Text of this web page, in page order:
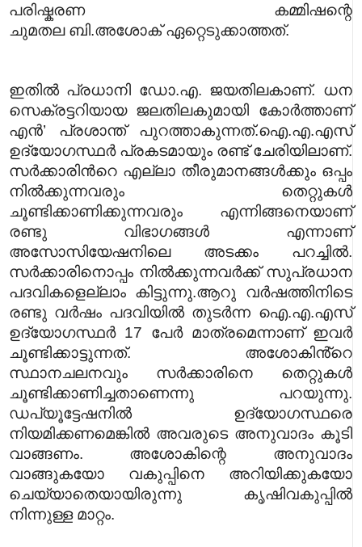
പരിഷ്കരണ കമ്മിഷന്റെ
ചുമതല ബി.അശോക് ഏറ്റെടുക്കാത്തത്.
ഇതിൽ പ്രധാനി ഡോ.എ. ജയതിലകാണ്. ധന
സെക്രട്ടറിയായ ജലതിലകുമായി കോർത്താണ്
എൻ’ പ്രശാന്ത് പുറത്താകുന്നത്.ഐ.എ.എസ്
ഉദ്യോഗസ്ഥർ പ്രകടമായും രണ്ട് ചേരിയിലാണ്.
സർക്കാരിന്‍റെ എല്ലാ തീരുമാനങ്ങൾക്കും ഒപ്പം
നിൽക്കുന്നവരും തെറ്റുകൾ
ചൂണ്ടിക്കാണിക്കുന്നവരും എന്നിങ്ങനെയാണ്
രണ്ടു വിഭാഗങ്ങൾ എന്നാണ്
അസോസിയേഷനിലെ അടക്കം പറച്ചിൽ.
സർക്കാരിനൊപ്പം നിൽക്കുന്നവർക്ക് സുപ്രധാന
പദവികളെല്ലാം കിട്ടുന്നു.ആറു വർഷത്തിനിടെ
രണ്ടു വർഷം പദവിയിൽ തുടർന്ന ഐ.എ.എസ്
ഉദ്യോഗസ്ഥർ 17 പേർ മാത്രമെന്നാണ് ഇവർ
ചൂണ്ടിക്കാട്ടുന്നത്. അശോകിൻ്റെ
സ്ഥാനചലനവും സർക്കാരിനെ തെറ്റുകൾ
ചൂണ്ടിക്കാണിച്ചതാണെന്നു പറയുന്നു.
ഡപ്യൂട്ടേഷനിൽ ഉദ്യോഗസ്ഥരെ
നിയമിക്കണമെങ്കിൽ അവരുടെ അനുവാദം കൂടി
വാങ്ങണം. അശോകിന്റെ അനുവാദം
വാങ്ങുകയോ വകുപ്പിനെ അറിയിക്കുകയോ
ചെയ്യാതെയായിരുന്നു കൃഷിവകുപ്പിൽ
നിന്നുള്ള മാറ്റം.